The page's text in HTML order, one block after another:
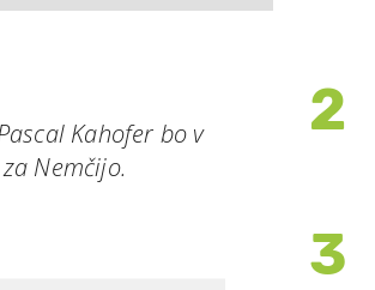
Kahofer bo v
Nemčijo.
2
3